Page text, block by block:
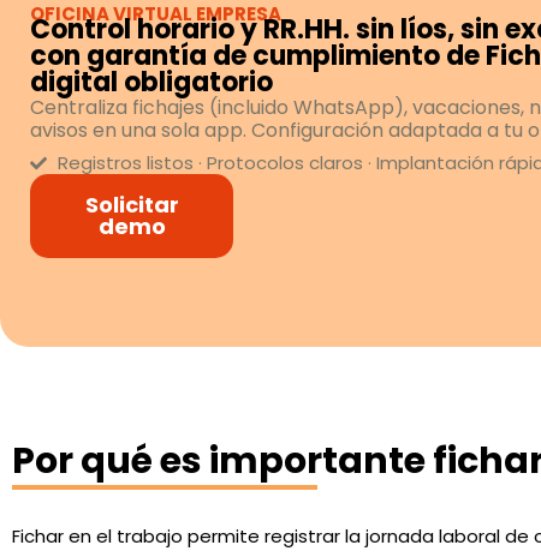
OFICINA VIRTUAL EMPRESA
Control horario y RR.HH. sin líos, sin
con garantía de cumplimiento de
digital obligatorio
Centraliza fichajes (incluido WhatsApp), vacaciones,
avisos en una sola app. Configuración adaptada a tu
Registros listos · Protocolos claros · Implantación
Solicitar
demo
Por qué es importante
Fichar en el trabajo permite registrar la jornada laboral